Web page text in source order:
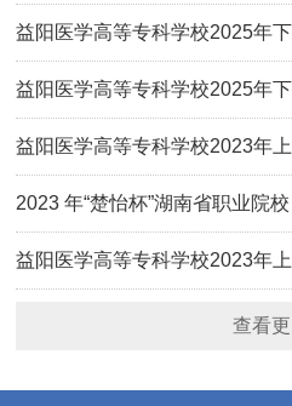
议活动安排
益阳医学高等专科学校2025年
议活动安排
益阳医学高等专科学校2025年
议活动安排
益阳医学高等专科学校2023年
议活动安排
2023 年“楚怡杯”湖南省职业院
教学能力比赛 益阳医学高等专
益阳医学高等专科学校2023年
查看